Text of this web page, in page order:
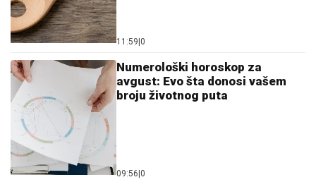
11:59 0
Numerološki horoskop za
avgust: Evo šta donosi vašem
broju životnog puta
09:56 0